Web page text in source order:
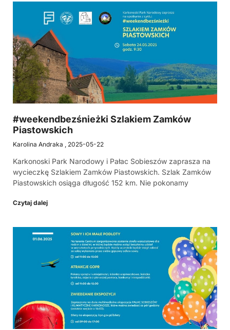
#weekendbezśnieżki Szlakiem Zamków
Piastowskich
Karolina Andraka 2025-05-22
Karkonoski Park Narodowy i Pałac Sobieszów zaprasza na
wycieczkę Szlakiem Zamków Piastowskich. Szlak Zamków
Piastowskich osiąga długość 152 km. Nie pokonamy
Czytaj dalej